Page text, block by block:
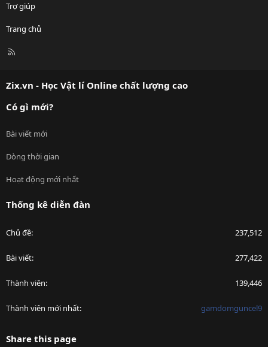
Trợ giúp
Trang chủ
R
Zix.vn - Học Vật lí Online chất lượng cao
Có gì mới?
Bài viết mới
Dòng thời gian
Hoạt động mới nhất
Thống kê diễn đàn
Chủ đề 237,512
Bài viết 277,422
Thành viên 139,446
Thành viên mới nhất gamdomguncel9
Share this page